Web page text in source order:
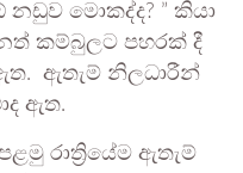
මොකද්ද? ” කියා
කම්බුලට පහරක් දී
ඇතැම් නිලධාරීන්
ඇත.
රාත්‍රියේම ඇතැම්